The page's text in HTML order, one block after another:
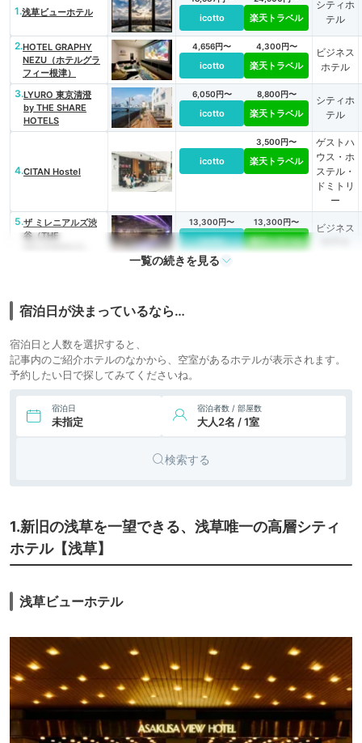
1.浅草ビューホテル icotto 楽天トラベル
シティホ
テル
2.HOTEL GRAPHY
NEZU（ホテルグラ
フィー根津）
4,656円〜
icotto
4,300円〜
楽天トラベル
ビジネス
ホテル
3.LYURO 東京清澄
by THE SHARE
HOTELS
6,050円〜
icotto
8,800円〜
楽天トラベル
シティホ
テル
4.CITAN Hostel
icotto
3,500円〜
楽天トラベル
ゲストハ
ウス・ホ
ステル・
ドミトリ
ー
5.ザ ミレニアルズ渋
谷（THE
13,300円〜
icotto
13,300円〜
楽天トラベル
ビジネス
15,079円〜
Shinjuku
一覧の続きを見る
宿泊日が決まっているなら…
宿泊日と人数を選択すると、
記事内のご紹介ホテルのなかから、空室があるホテルが表示されます。
予約したい日で探してみてくださいね。
宿泊日
未指定
宿泊者数 / 部屋数
大人2名 / 1室
検索する
1.新旧の浅草を一望できる、浅草唯一の高層シティ
ホテル【浅草】
浅草ビューホテル